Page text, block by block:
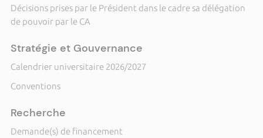
Décisions prises par le Président dans le cadre sa délégation
de pouvoir par le CA
Stratégie et Gouvernance
Calendrier universitaire 2026/2027
Conventions
Recherche
Demande(s) de financement